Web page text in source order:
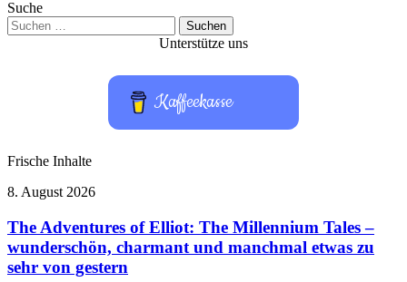
Suche
Suchen
nach:
Unterstütze uns
Kaffeekasse
Frische Inhalte
The
of
Elliot:
The
Millennium
8. August 2026
The Adventures of Elliot: The Millennium Tales –
wunderschön, charmant und manchmal etwas zu
sehr von gestern